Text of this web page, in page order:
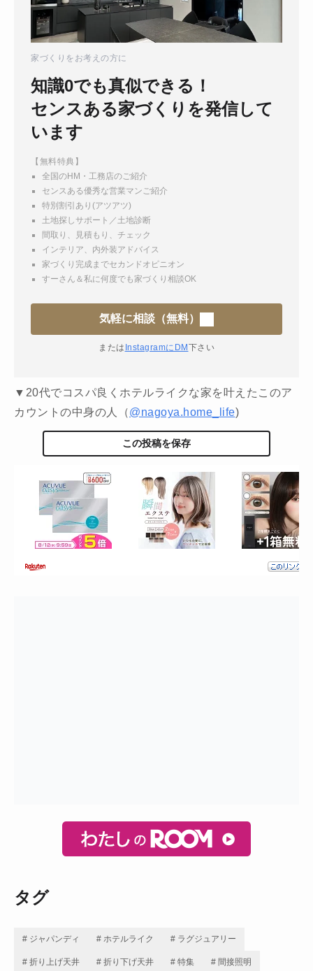
家づくりをお考えの方に
知識0でも真似できる！
センスある家づくりを発信して
います
【無料特典】
全国のHM・工務店のご紹介
センスある優秀な営業マンご紹介
特別割引あり(アツアツ)
土地探しサポート／土地診断
間取り、見積もり、チェック
インテリア、内外装アドバイス
家づくり完成までセカンドオピニオン
すーさん＆私に何度でも家づくり相談OK
気軽に相談（無料）
または InstagramにDM 下さい
▼20代でコスパ良くホテルライクな家を叶えたこのア
カウントの中身の人（@nagoya.home_life)
この投稿を保存
タグ
# ジャパンディ # ホテルライク # ラグジュアリー
# 折り上げ天井 # 折り下げ天井 # 特集 # 間接照明